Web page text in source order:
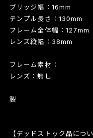
ブリッジ幅：16mm
テンプル長さ：130mm
フレーム全体幅：127mm
レンズ縦幅：38mm
フレーム素材：
レンズ：無し
製
【デッドストック品につい